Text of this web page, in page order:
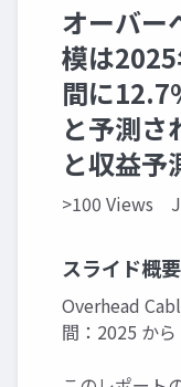
オーバー
模は
間に
と予測さ
と収益予
>100 Views
スライド概要
Overhead
間：2025 から